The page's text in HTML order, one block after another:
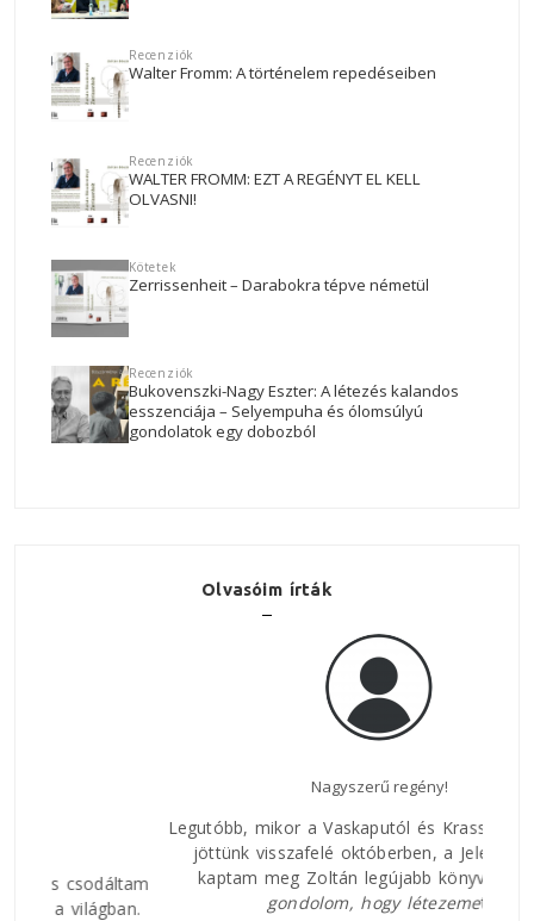
Recenziók
Walter Fromm: A történelem repedéseiben
Recenziók
WALTER FROMM: EZT A REGÉNYT EL KELL
OLVASNI!
Kötetek
Zerrissenheit – Darabokra tépve németül
Recenziók
Bukovenszki-Nagy Eszter: A létezés kalandos
esszenciája – Selyempuha és ólomsúlyú
gondolatok egy dobozból
Olvasóim írták
Nagyszerű regény!
Legutóbb, mikor a Vaskaputól és Krassó-Szörényből
jöttünk visszafelé októberben, a Jelen Házban
kaptam meg Zoltán legújabb könyvét, aMíg
gondolom, hogy létezemet.